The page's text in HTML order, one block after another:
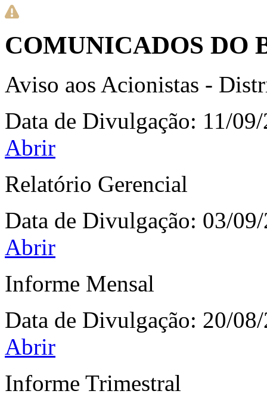
COMUNICADOS DO
Aviso aos Acionistas -
Data de Divulgação: 11/
Abrir
Relatório Gerencial
Data de Divulgação: 03/
Abrir
Informe Mensal
Data de Divulgação: 20/
Abrir
Informe Trimestral